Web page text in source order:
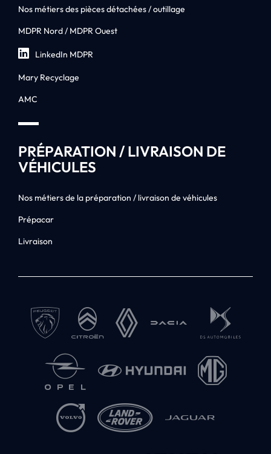
Nos métiers des pièces détachées / outillage
MDPR Nord / MDPR Ouest
LinkedIn MDPR
Mary Recyclage
AMC
PRÉPARATION / LIVRAISON DE
VÉHICULES
Nos métiers de la préparation / livraison de véhicules
Prépacar
Livraison